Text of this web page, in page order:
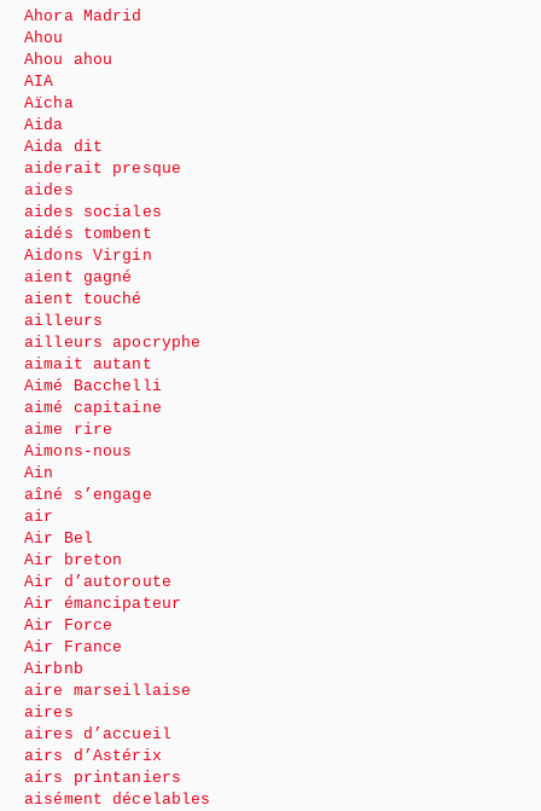
Ahora Madrid
Ahou
Ahou ahou
AIA
Aïcha
Aida
Aida dit
aiderait presque
aides
aides sociales
aidés tombent
Aidons Virgin
aient gagné
aient touché
ailleurs
ailleurs apocryphe
aimait autant
Aimé Bacchelli
aimé capitaine
aime rire
Aimons-nous
Ain
aîné s’engage
air
Air Bel
Air breton
Air d’autoroute
Air émancipateur
Air Force
Air France
Airbnb
aire marseillaise
aires
aires d’accueil
airs d’Astérix
airs printaniers
aisément décelables